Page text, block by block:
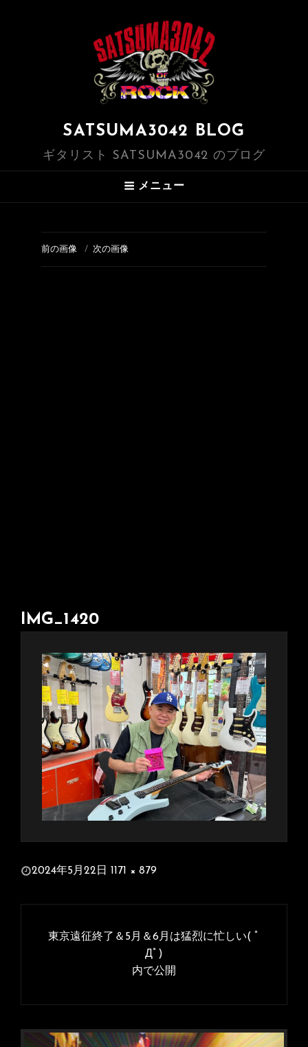
SATSUMA3042 BLOG
ギタリスト SATSUMA3042 のブログ
メニュー
前の画像 次の画像
IMG_1420
投
日:
2024年5月22日
ル
1171 × 879
ゲ
東京遠征終了＆5月＆6月は猛烈に忙しい( ﾟ
Дﾟ)
内で公開